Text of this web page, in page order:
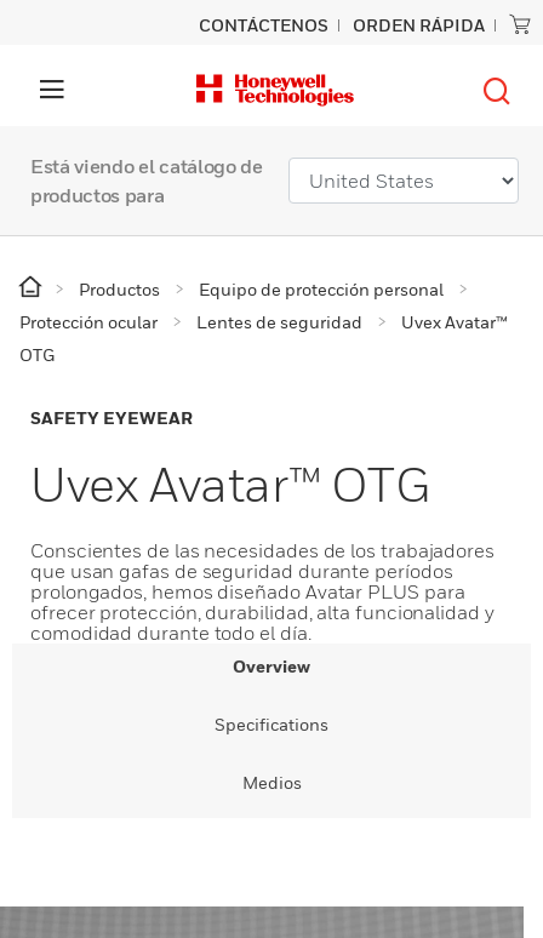
CONTÁCTENOS ORDEN RÁPIDA
Está viendo el catálogo de
productos para
Productos
Equipo de protección personal
Protección ocular
Lentes de seguridad
Uvex Avatar™
OTG
SAFETY EYEWEAR
Uvex Avatar™ OTG
Conscientes de las necesidades de los trabajadores
que usan gafas de seguridad durante períodos
prolongados, hemos diseñado Avatar PLUS para
ofrecer protección, durabilidad, alta funcionalidad y
comodidad durante todo el día.
Overview
Specifications
Medios